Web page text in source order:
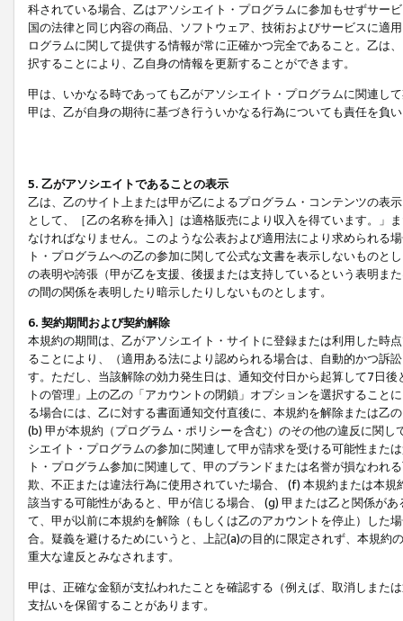
科されている場合、乙はアソシエイト・プログラムに参加もせずサー
国の法律と同じ内容の商品、ソフトウェア、技術およびサービスに適
ログラムに関して提供する情報が常に正確かつ完全であること。乙は
択することにより、乙自身の情報を更新することができます。
甲は、いかなる時であっても乙がアソシエイト・プログラムに関連し
甲は、乙が自身の期待に基づき行ういかなる行為についても責任を負
5. 乙がアソシエイトであることの表示
乙は、乙のサイト上または甲が乙によるプログラム・コンテンツの表
として、［乙の名称を挿入］は適格販売により収入を得ています。」
なければなりません。このような公表および適用法により求められる
ト・プログラムへの乙の参加に関して公式な文書を表示しないもの
の表明や誇張（甲が乙を支援、後援または支持しているという表明ま
の間の関係を表明したり暗示したりしないものとします。
6. 契約期間および契約解除
本規約の期間は、乙がアソシエイト・サイトに登録または利用した時
ることにより、（適用ある法により認められる場合は、自動的かつ訴
す。ただし、当該解除の効力発生日は、通知交付日から起算して7日
トの管理」上の乙の「アカウントの閉鎖」オプションを選択するこ
る場合には、乙に対する書面通知交付直後に、本規約を解除または乙
(b) 甲が本規約（プログラム・ポリシーを含む）のその他の違反に関
シエイト・プログラムの参加に関連して甲が請求を受ける可能性また
ト・プログラム参加に関連して、甲のブランドまたは名誉が損なわれ
欺、不正または違法行為に使用されていた場合、 (f) 本規約または本
該当する可能性があると、甲が信じる場合、 (g) 甲または乙と関係が
て、甲が以前に本規約を解除（もしくは乙のアカウントを停止）した
合。疑義を避けるためにいうと、上記(a)の目的に限定されず、本規
重大な違反とみなされます。
甲は、正確な金額が支払われたことを確認する（例えば、取消しまた
支払いを保留することがあります。